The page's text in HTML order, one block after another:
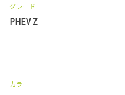
グレード
PHEV Z
カラー